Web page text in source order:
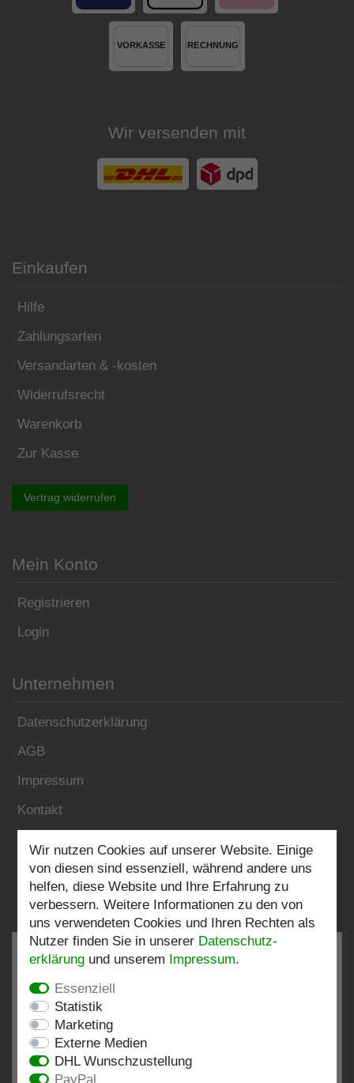
Wir versenden mit
Einkaufen
Hilfe
Zahlungsarten
Versandarten & -kosten
Widerrufsrecht
Warenkorb
Zur Kasse
Vertrag widerrufen
Mein Konto
Registrieren
Login
Unternehmen
Datenschutzerklärung
AGB
Impressum
Kontakt
Folgen Sie uns:
bei: shopvote.de, Amazon
Bewertungsprofil bei SHOPVOTE.DE ansehen
Wir nutzen Cookies auf unserer Website. Einige
von diesen sind essenziell, während andere uns
helfen, diese Website und Ihre Erfahrung zu
verbessern. Weitere Informationen zu den von
uns verwendeten Cookies und Ihren Rechten als
Nutzer finden Sie in unserer Daten­schutz­
erklärung und unserem Impressum.
Essenziell
Statistik
Marketing
Externe Medien
DHL Wunschzustellung
PayPal